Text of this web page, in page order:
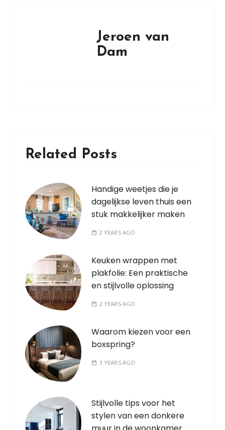
Jeroen van
Dam
Related Posts
Handige weetjes die je
dagelijkse leven thuis een
stuk makkelijker maken
2 YEARS AGO
Keuken wrappen met
plakfolie: Een praktische
en stijlvolle oplossing
2 YEARS AGO
Waarom kiezen voor een
boxspring?
3 YEARS AGO
Stijlvolle tips voor het
stylen van een donkere